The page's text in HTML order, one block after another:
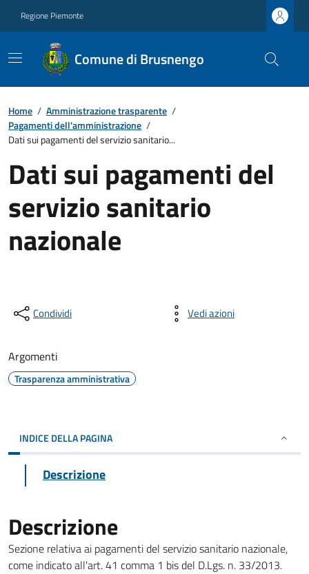
Regione Piemonte
Comune di Brusnengo
Home / Amministrazione trasparente /
Pagamenti dell'amministrazione /
Dati sui pagamenti del servizio sanitario...
Dati sui pagamenti del
servizio sanitario
nazionale
Condividi Vedi azioni
Argomenti
Trasparenza amministrativa
INDICE DELLA PAGINA
Descrizione
Descrizione
Sezione relativa ai pagamenti del servizio sanitario nazionale,
come indicato all'art. 41 comma 1 bis del D.Lgs. n. 33/2013.